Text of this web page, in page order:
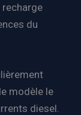
recharge
du
modèle le
diesel.